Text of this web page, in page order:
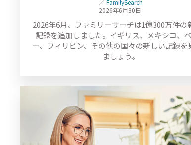
／FamilySearch
2026年6月30日
2026年6月、ファミリーサーチは1億300万件の
記録を追加しました。イギリス、メキシコ、
ー、フィリピン、その他の国々の新しい記録を
ましょう。